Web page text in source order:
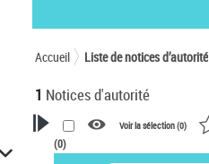
Accueil Liste de notices d’autorité
1 Notices d'autorité
VOTRE RECHERCHE
Voir la sélection (0)
(0)